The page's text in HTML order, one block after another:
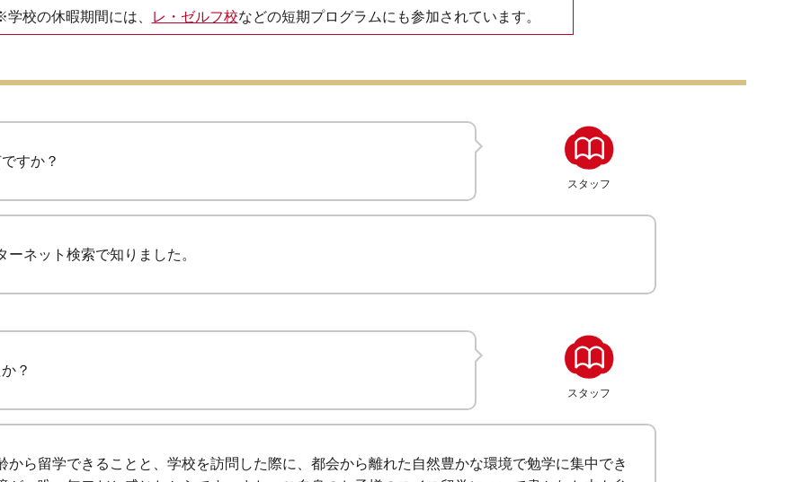
学校の休暇期間には、 レ・ゼルフ校などの短期プログラムにも参加されています。
スタッフ
すか？
ーネット検索で知りました。
スタッフ
？
から留学できることと、学校を訪問した際に、都会から離れた自然豊かな環境で勉学に集中でき